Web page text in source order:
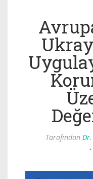
Tarafından Dr.
•